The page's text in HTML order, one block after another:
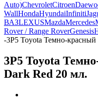
Auto)ChevroletCitroen
WallHondaHyundaiInfiniti
ВАЗLEXUSMazdaMercedes
Rover / Range RoverGenesis
-3P5 Toyota Темно-
3P5 Toyota
Dark Red 20 мл.